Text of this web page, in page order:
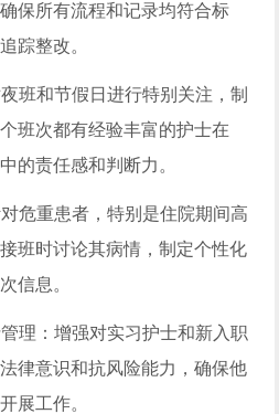
保所有流程和记录均符合标
踪整改。
班和节假日进行特别关注，制
班次都有经验丰富的护士在
的责任感和判断力。
危重患者，特别是住院期间高
班时讨论其病情，制定个性化
信息。
理：增强对实习护士和新入职
律意识和抗风险能力，确保他
展工作。